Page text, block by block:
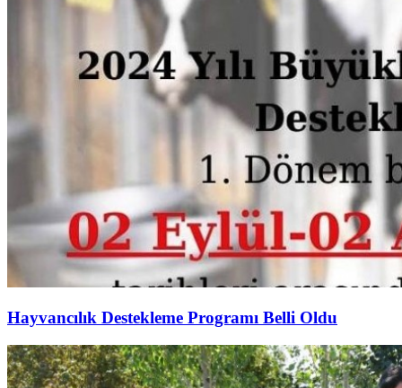
Hayvancılık Destekleme Programı Belli Oldu